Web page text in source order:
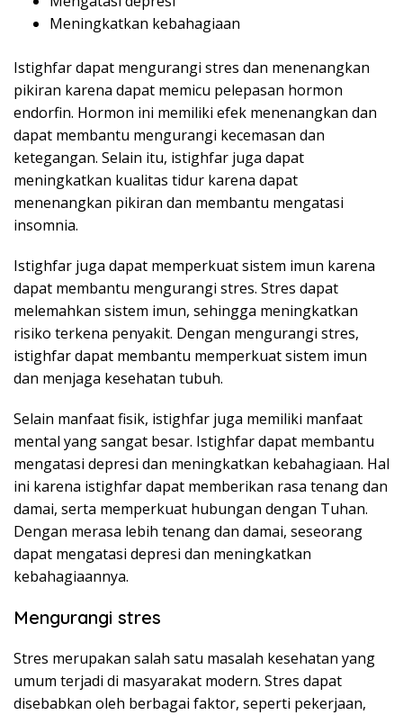
Meningkatkan kebahagiaan
Istighfar dapat mengurangi stres dan menenangkan
pikiran karena dapat memicu pelepasan hormon
endorfin. Hormon ini memiliki efek menenangkan dan
dapat membantu mengurangi kecemasan dan
ketegangan. Selain itu, istighfar juga dapat
meningkatkan kualitas tidur karena dapat
menenangkan pikiran dan membantu mengatasi
insomnia.
Istighfar juga dapat memperkuat sistem imun karena
dapat membantu mengurangi stres. Stres dapat
melemahkan sistem imun, sehingga meningkatkan
risiko terkena penyakit. Dengan mengurangi stres,
istighfar dapat membantu memperkuat sistem imun
dan menjaga kesehatan tubuh.
Selain manfaat fisik, istighfar juga memiliki manfaat
mental yang sangat besar. Istighfar dapat membantu
mengatasi depresi dan meningkatkan kebahagiaan. Hal
ini karena istighfar dapat memberikan rasa tenang dan
damai, serta memperkuat hubungan dengan Tuhan.
Dengan merasa lebih tenang dan damai, seseorang
dapat mengatasi depresi dan meningkatkan
kebahagiaannya.
Mengurangi stres
Stres merupakan salah satu masalah kesehatan yang
umum terjadi di masyarakat modern. Stres dapat
disebabkan oleh berbagai faktor, seperti pekerjaan,